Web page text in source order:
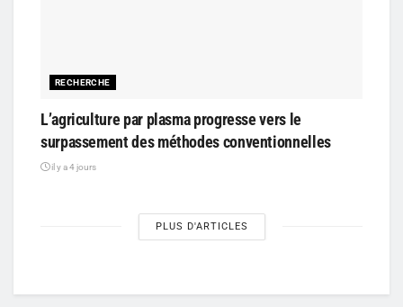
RECHERCHE
L’agriculture par plasma progresse vers le
surpassement des méthodes conventionnelles
il y a 4 jours
PLUS D'ARTICLES